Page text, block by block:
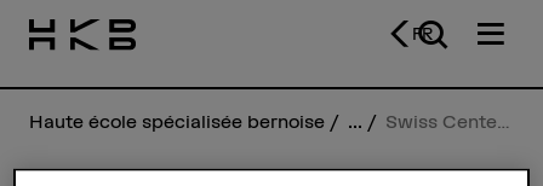
FR
Haute école spécialisée bernoise ...